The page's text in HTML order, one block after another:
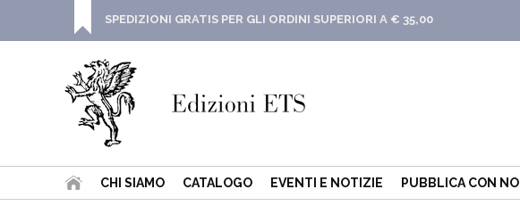
SPEDIZIONI GRATIS PER GLI ORDINI SUPERIORI A € 35,00
CHI SIAMO CATALOGO EVENTI E NOTIZIE PUBBLICA CON NOI